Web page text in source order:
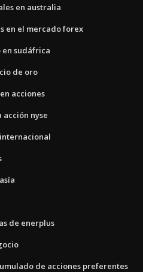
en australia
en el mercado forex
en sudáfrica
de oro
acciones
acción nyse
de enerplus
de acciones preferentes